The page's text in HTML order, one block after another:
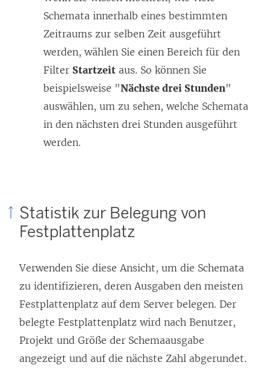
Schemata innerhalb eines bestimmten
Zeitraums zur selben Zeit ausgeführt
werden, wählen Sie einen Bereich für den
Filter Startzeit aus. So können Sie
beispielsweise "Nächste drei Stunden"
auswählen, um zu sehen, welche Schemata
in den nächsten drei Stunden ausgeführt
werden.
Statistik zur Belegung von
Festplattenplatz
Verwenden Sie diese Ansicht, um die Schemata
zu identifizieren, deren Ausgaben den meisten
Festplattenplatz auf dem Server belegen. Der
belegte Festplattenplatz wird nach Benutzer,
Projekt und Größe der Schemaausgabe
angezeigt und auf die nächste Zahl abgerundet.